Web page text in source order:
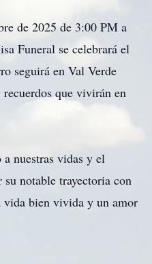
de 2025 de 3:00 PM a
Funeral se celebrará el
seguirá en Val Verde
que vivirán en
nuestras vidas y el
notable trayectoria con
vida bien vivida y un amor